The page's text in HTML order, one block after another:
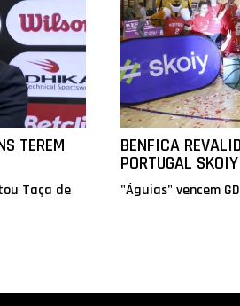
TEREM
Taça de
BENFICA
PORTUGAL SKOIY
"Águias" vencem